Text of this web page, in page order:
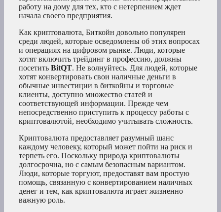
работу на дому для тех, кто с нетерпением ждет
начала своего предприятия.
Как криптовалюта, Биткойн довольно популярен
среди людей, которые осведомлены об этих вопросах
и операциях на цифровом рынке. Люди, которые
хотят включить трейдинг в профессию, должны
посетить BitQT. Не волнуйтесь. Для людей, которые
хотят конвертировать свои наличные деньги в
обычные инвестиции в биткойны и торговые
клиенты, доступно множество статей и
соответствующей информации. Прежде чем
непосредственно приступить к процессу работы с
криптовалютой, необходимо учитывать сложность.
Криптовалюта предоставляет разумный шанс
каждому человеку, который может пойти на риск и
терпеть его. Поскольку природа криптовалюты
долгосрочна, но с самым безопасным вариантом.
Люди, которые торгуют, предоставят вам простую
помощь, связанную с конвертированием наличных
денег и тем, как криптовалюта играет жизненно
важную роль.